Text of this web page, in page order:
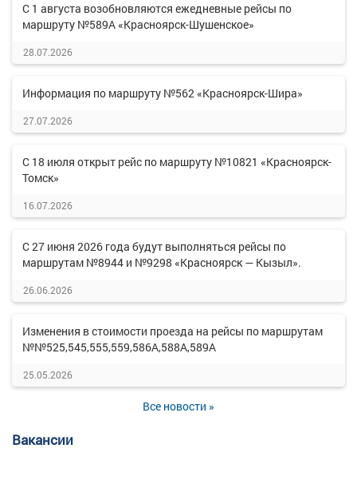
С 1 августа возобновляются ежедневные рейсы по
маршруту №589А «Красноярск-Шушенское»
28.07.2026
Информация по маршруту №562 «Красноярск-Шира»
27.07.2026
С 18 июля открыт рейс по маршруту №10821 «Красноярск-
Томск»
16.07.2026
С 27 июня 2026 года будут выполняться рейсы по
маршрутам №8944 и №9298 «Красноярск — Кызыл».
26.06.2026
Изменения в стоимости проезда на рейсы по маршрутам
№№525,545,555,559,586А,588А,589А
25.05.2026
Все новости »
Вакансии